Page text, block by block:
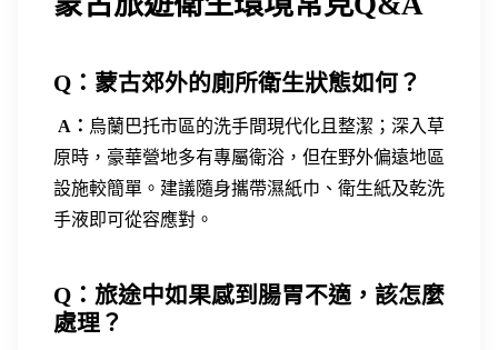
Q：蒙古郊外的廁所衛生狀態如何？
A： 烏蘭巴托市區的洗手間現代化且整潔；深入草
原時，豪華營地多有專屬衛浴，但在野外偏遠地區
設施較簡單。建議隨身攜帶濕紙巾、衛生紙及乾洗
手液即可從容應對。
Q：旅途中如果感到腸胃不適，該怎麼
處理？